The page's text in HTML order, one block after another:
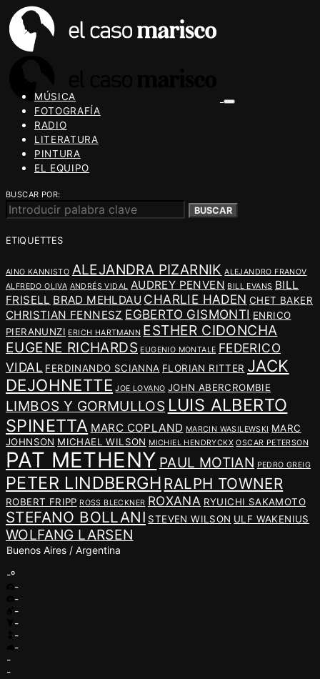
MÚSICA
FOTOGRAFÍA
RADIO
LITERATURA
PINTURA
EL EQUIPO
BUSCAR POR:
BUSCAR
ETIQUETTES
AINO KANNISTO ALEJANDRA PIZARNIK ALEJANDRO FRANOV
ALFREDO OLIVA ANDRÉS VIDAL AUDREY PENVEN BILL EVANS BILL
FRISELL BRAD MEHLDAU CHARLIE HADEN CHET BAKER
CHRISTIAN FENNESZ EGBERTO GISMONTI ENRICO
PIERANUNZI ERICH HARTMANN ESTHER CIDONCHA
EUGENE RICHARDS EUGENIO MONTALE FEDERICO
VIDAL FERDINANDO SCIANNA FLORIAN RITTER JACK
DEJOHNETTE JOE LOVANO JOHN ABERCROMBIE
LIMBOS Y GORMULLOS LUIS ALBERTO
SPINETTA MARC COPLAND MARCIN WASILEWSKI MARC
JOHNSON MICHAEL WILSON MICHIEL HENDRYCKX OSCAR PETERSON
PAT METHENY PAUL MOTIAN PEDRO GREIG
PETER LINDBERGH RALPH TOWNER
ROBERT FRIPP ROSS BLECKNER ROXANA RYUICHI SAKAMOTO
STEFANO BOLLANI STEVEN WILSON ULF WAKENIUS
WOLFANG LARSEN
Buenos Aires / Argentina
-º
-
-
-
-
-
-
-
-